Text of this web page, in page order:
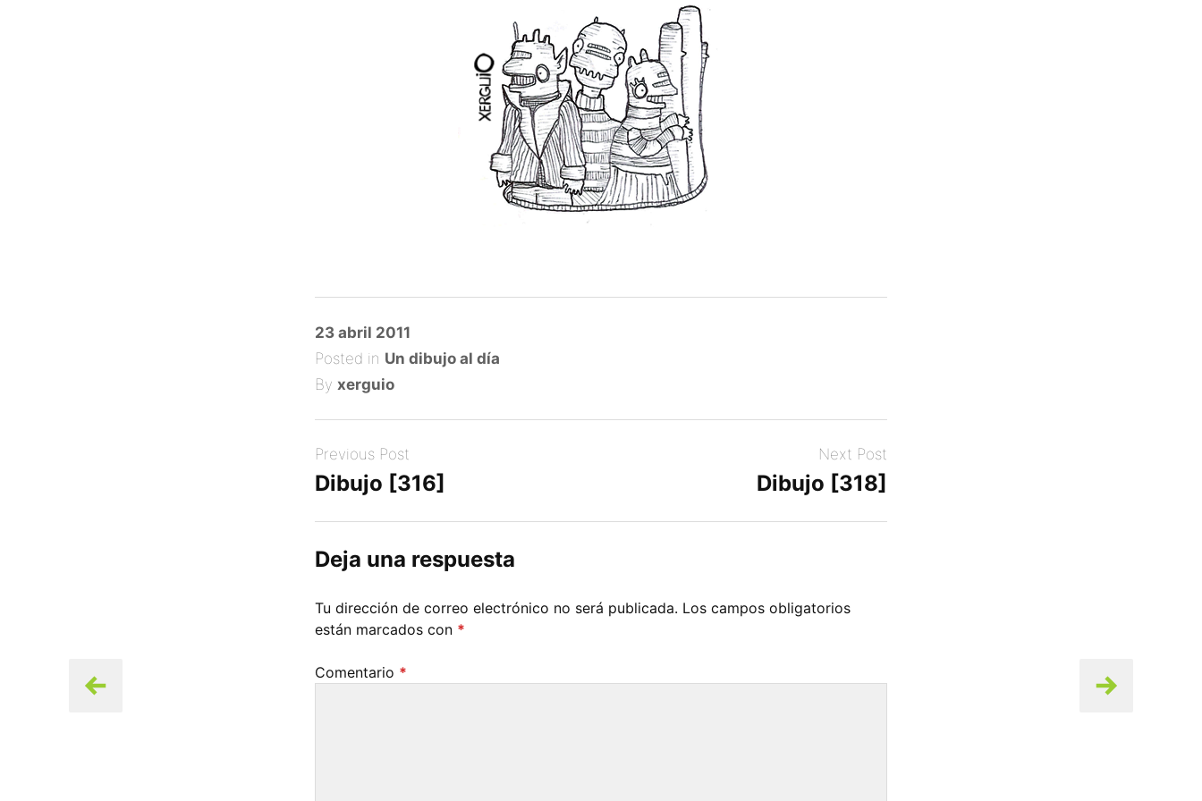
Posted
on
23 abril 2011
Posted in Un dibujo al día
By xerguio
Previous Post
Dibujo [316]
Next Post
Dibujo [318]
Deja una respuesta
Tu dirección de correo electrónico no será publicada. Los campos obligatorios
están marcados con *
Comentario *